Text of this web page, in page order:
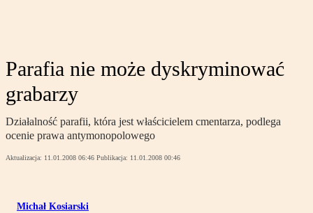
Parafia nie może dyskryminować
grabarzy
Działalność parafii, która jest właścicielem cmentarza, podlega
ocenie prawa antymonopolowego
Aktualizacja: 11.01.2008 06:46 Publikacja: 11.01.2008 00:46
Michał Kosiarski